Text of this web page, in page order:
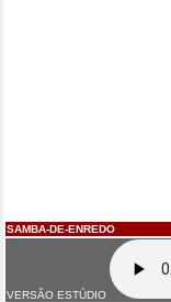
SAMBA-DE-ENREDO
VERSÃO ESTÚDIO